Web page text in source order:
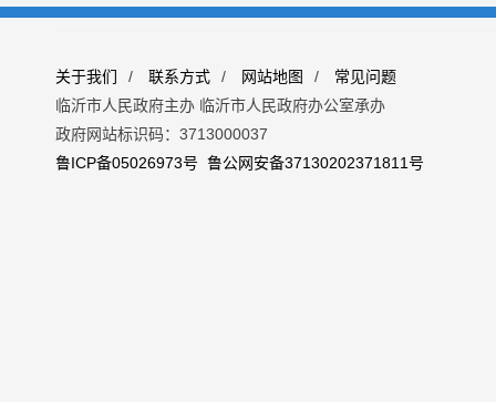
关于我们 / 联系方式 / 网站地图 /
常见问题
临沂市人民政府主办 临沂市人民政府办公室承办
政府网站标识码：3713000037
鲁ICP备05026973号 鲁公网安备37130202371811号